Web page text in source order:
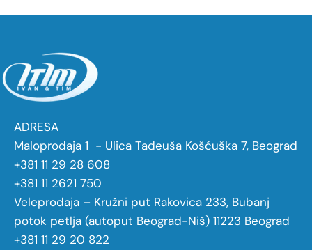
ADRESA
Maloprodaja 1 - Ulica Tadeuša Košćuška 7, Beograd
+381 11 29 28 608
+381 11 2621 750
Veleprodaja – Kružni put Rakovica 233, Bubanj
potok petlja (autoput Beograd-Niš) 11223 Beograd
+381 11 29 20 822